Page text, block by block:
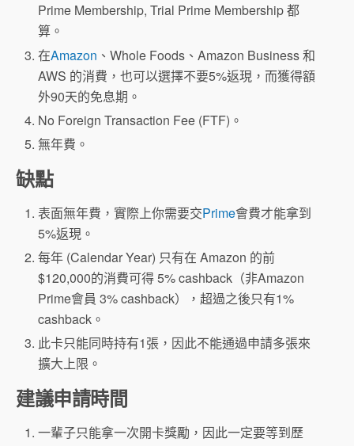
Prime Membership, Trial Prime Membership 都
算。
在Amazon 、Whole Foods、Amazon Business 和
AWS 的消費，也可以選擇不要5%返現，而獲得額
外90天的免息期。
No Foreign Transaction Fee (FTF)。
無年費。
缺點
表面無年費，實際上你需要交Prime會費才能拿到
5%返現。
每年 (Calendar Year) 只有在 Amazon 的前
$120,000的消費可得 5% cashback（非Amazon
Prime會員 3% cashback），超過之後只有1%
cashback。
此卡只能同時持有1張，因此不能通過申請多張來
擴大上限。
建議申請時間
一輩子只能拿一次開卡獎勵，因此一定要等到歷